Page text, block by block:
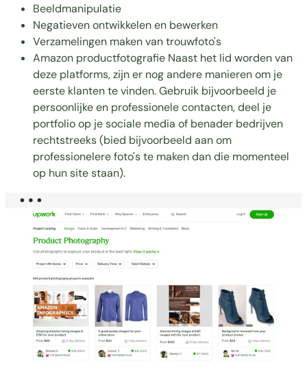
Beeldmanipulatie
Negatieven ontwikkelen en bewerken
Verzamelingen maken van trouwfoto's
Amazon productfotografie Naast het lid worden van
deze platforms, zijn er nog andere manieren om je
eerste klanten te vinden. Gebruik bijvoorbeeld je
persoonlijke en professionele contacten, deel je
portfolio op je sociale media of benader bedrijven
rechtstreeks (bied bijvoorbeeld aan om
professionelere foto's te maken dan die momenteel
op hun site staan).